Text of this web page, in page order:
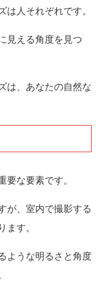
は人それぞれです。
見える角度を見つ
は、あなたの自然な
要な要素です。
が、室内で撮影する
ます。
ような明るさと角度